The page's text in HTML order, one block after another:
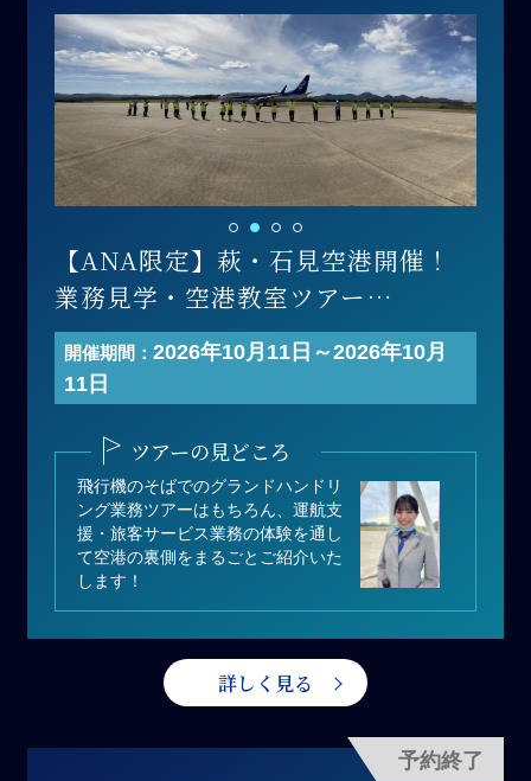
【ANA限定】萩・石見空港開催！
業務見学・空港教室ツアー
開催日 ：2026年10月11日(日)
寄付金額：110,000円（1組あたり）
募集人数：1組（1組 最大3名まで）
＊1組あたりの人数は3名以下でも寄
付可能
開催期間： 2026年10月11日～2026年10月
11日
ツアーの見どころ
飛行機のそばでのグランドハンドリ
ング業務ツアーはもちろん、運航支
援・旅客サービス業務の体験を通し
て空港の裏側をまるごとご紹介いた
します！
詳しく見る
予約終了